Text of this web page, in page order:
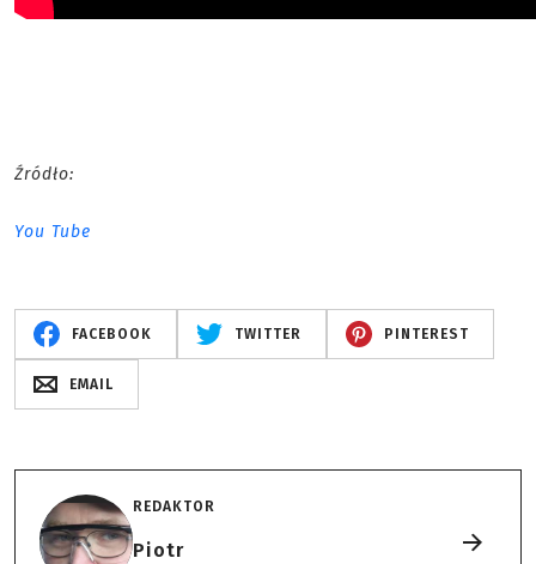
Źródło:
You Tube
FACEBOOK TWITTER PINTEREST
EMAIL
REDAKTOR
Piotr